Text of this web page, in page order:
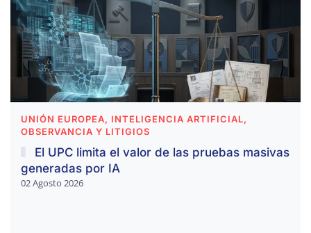
UNIÓN EUROPEA, INTELIGENCIA ARTIFICIAL,
OBSERVANCIA Y LITIGIOS
El UPC limita el valor de las pruebas masivas
generadas por IA
02 Agosto 2026